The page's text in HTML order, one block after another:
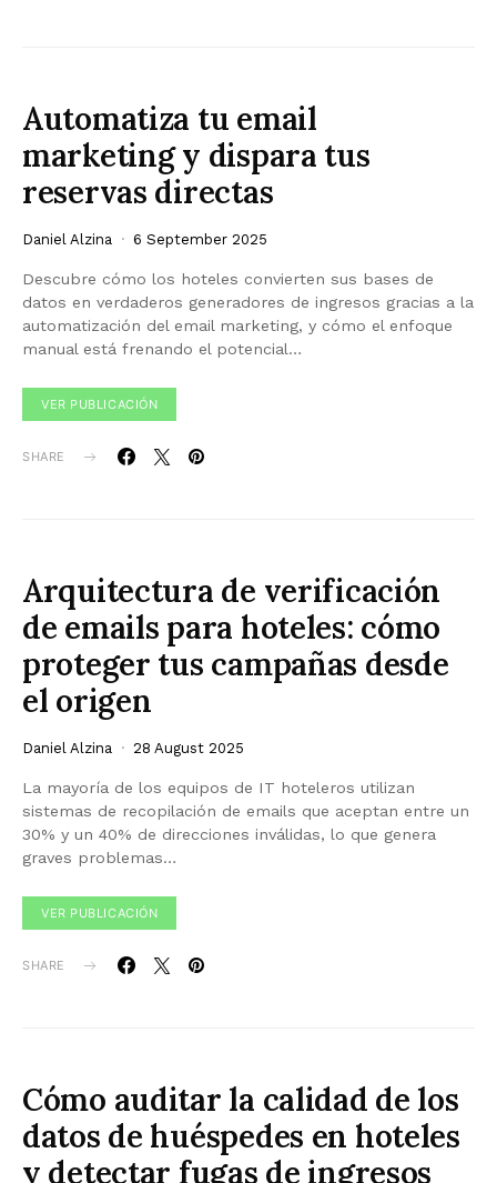
Automatiza tu email
marketing y dispara tus
reservas directas
Daniel Alzina 6 September 2025
Descubre cómo los hoteles convierten sus bases de
datos en verdaderos generadores de ingresos gracias a la
automatización del email marketing, y cómo el enfoque
manual está frenando el potencial…
VER PUBLICACIÓN
SHARE
Arquitectura de verificación
de emails para hoteles: cómo
proteger tus campañas desde
el origen
Daniel Alzina 28 August 2025
La mayoría de los equipos de IT hoteleros utilizan
sistemas de recopilación de emails que aceptan entre un
30% y un 40% de direcciones inválidas, lo que genera
graves problemas…
VER PUBLICACIÓN
SHARE
Cómo auditar la calidad de los
datos de huéspedes en hoteles
y detectar fugas de ingresos